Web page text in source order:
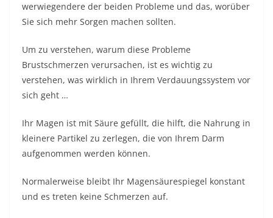
werwiegendere der beiden Probleme und das, worüber
Sie sich mehr Sorgen machen sollten.
Um zu verstehen, warum diese Probleme
Brustschmerzen verursachen, ist es wichtig zu
verstehen, was wirklich in Ihrem Verdauungssystem vor
sich geht …
Ihr Magen ist mit Säure gefüllt, die hilft, die Nahrung in
kleinere Partikel zu zerlegen, die von Ihrem Darm
aufgenommen werden können.
Normalerweise bleibt Ihr Magensäurespiegel konstant
und es treten keine Schmerzen auf.